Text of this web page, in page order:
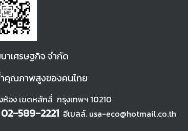
าเศรษฐกิจ จำกัด
คุณภาพสูงของคนไทย
อง เขตหลักสี่ กรุงเทพฯ 10210
589-2221 อีเมลล์. usa-eco@hotmail.co.th